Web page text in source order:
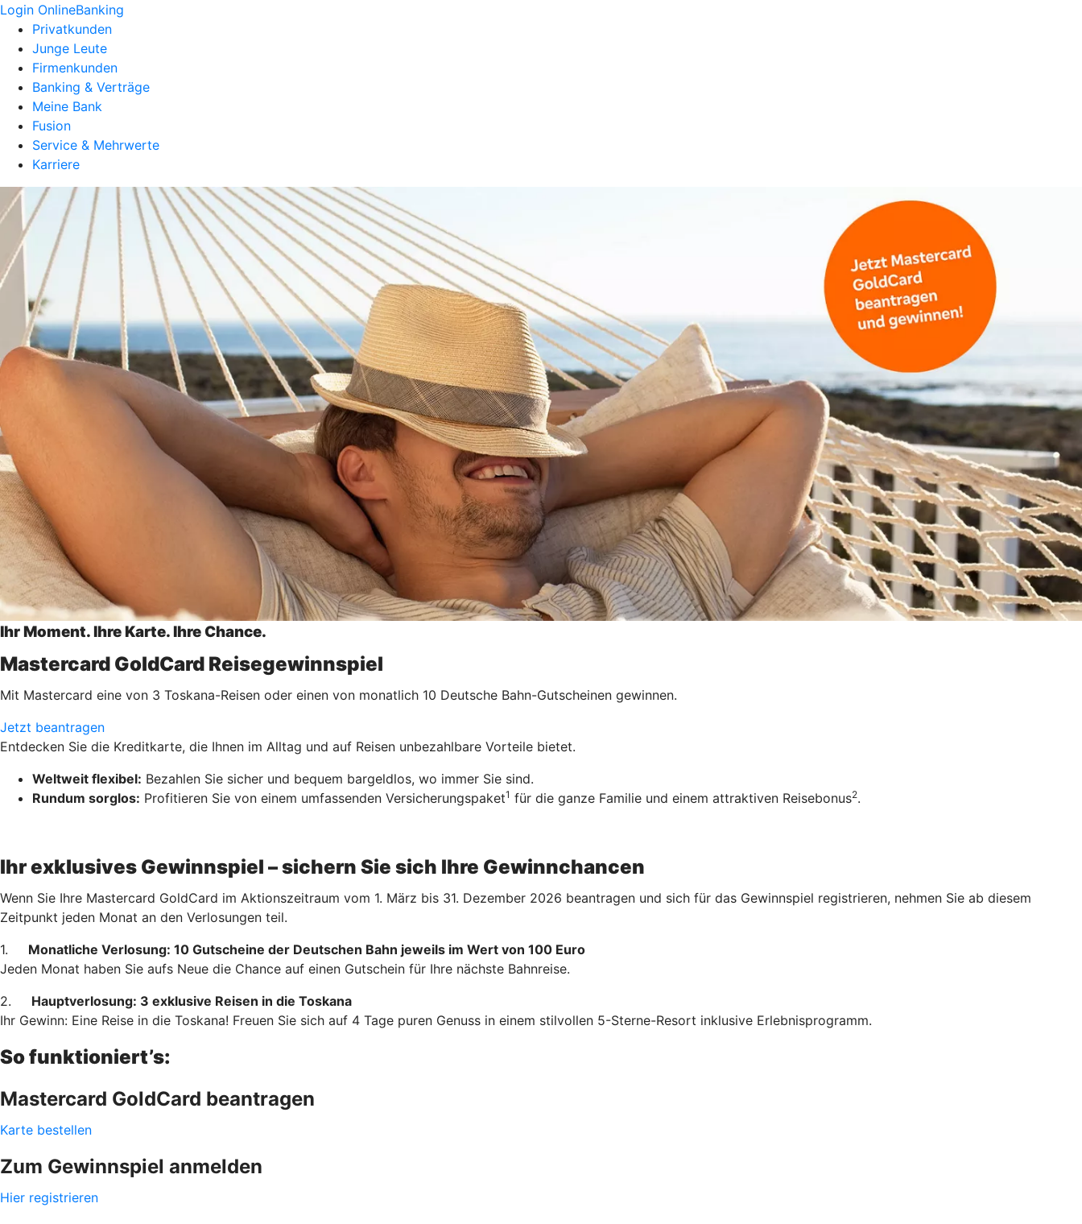
Login OnlineBanking
Privatkunden
Junge Leute
Firmenkunden
Banking & Verträge
Meine Bank
Fusion
Service & Mehrwerte
Karriere
Ihr Moment. Ihre Karte. Ihre Chance.
Mastercard GoldCard Reisegewinnspiel
Mit Mastercard eine von 3 Toskana-Reisen oder einen von monatlich 10 Deutsche Bahn-Gutscheinen gewinnen.
Jetzt beantragen
Entdecken Sie die Kreditkarte, die Ihnen im Alltag und auf Reisen unbezahlbare Vorteile bietet.
Weltweit flexibel: Bezahlen Sie sicher und bequem bargeldlos, wo immer Sie sind.
Rundum sorglos: Profitieren Sie von einem umfassenden Versicherungspaket1 für die ganze Familie und einem attraktiven Reisebonus2.
Ihr exklusives Gewinnspiel – sichern Sie sich Ihre Gewinnchancen
Wenn Sie Ihre Mastercard GoldCard im Aktionszeitraum vom 1. März bis 31. Dezember 2026 beantragen und sich für das Gewinnspiel registrieren, nehmen Sie ab diesem
Zeitpunkt jeden Monat an den Verlosungen teil.
1. Monatliche Verlosung: 10 Gutscheine der Deutschen Bahn jeweils im Wert von 100 Euro
Jeden Monat haben Sie aufs Neue die Chance auf einen Gutschein für Ihre nächste Bahnreise.
2. Hauptverlosung: 3 exklusive Reisen in die Toskana
Ihr Gewinn: Eine Reise in die Toskana! Freuen Sie sich auf 4 Tage puren Genuss in einem stilvollen 5-Sterne-Resort inklusive Erlebnisprogramm.
So funktioniert’s:
Mastercard GoldCard beantragen
Karte bestellen
Zum Gewinnspiel anmelden
Hier registrieren